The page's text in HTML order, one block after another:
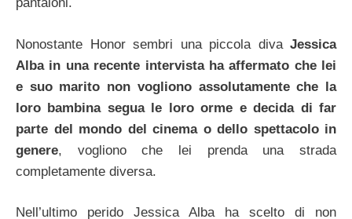
Nonostante Honor sembri una piccola diva Jessica
Alba in una recente intervista ha affermato che lei
e suo marito non vogliono assolutamente che la
loro bambina segua le loro orme e decida di far
parte del mondo del cinema o dello spettacolo in
genere, vogliono che lei prenda una strada
completamente diversa.
Nell’ultimo perido Jessica Alba ha scelto di non